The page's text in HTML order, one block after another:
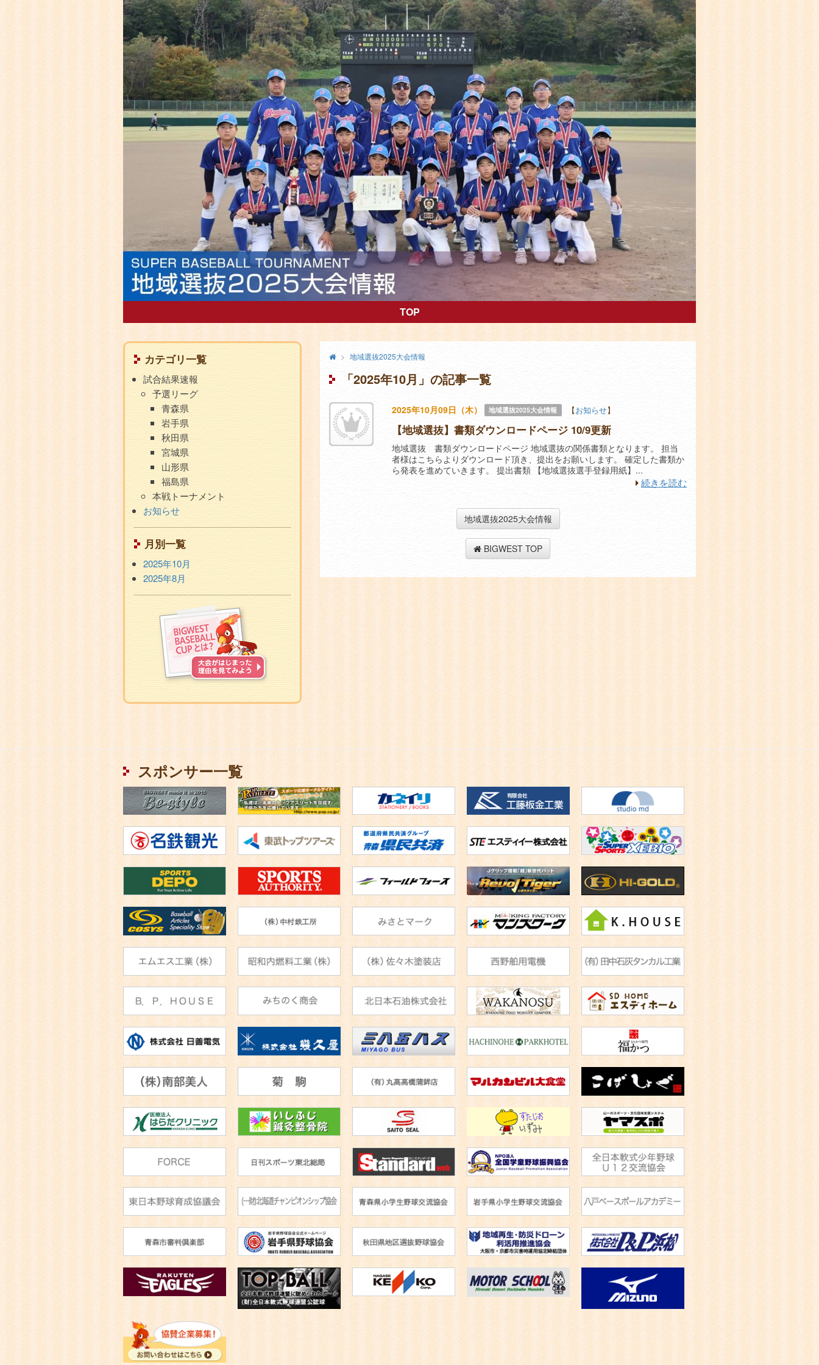
地域選抜2025大会情報
TOP
ン
ン
エ
リ
メ
イ
ン
コ
ン
テ
ン
終
大
会
地域選抜2025大会情報
「2025年10月」の記事一覧
2025年10月09日（木） 地域選抜2025大会情報 【お知らせ】
【地域選抜】書類ダウンロードページ 10/9更新
地域選抜 書類ダウンロードページ 地域選抜の関係書類となります。 担当
者様はこちらよりダウンロード頂き、提出をお願いします。 確定した書類か
ら発表を進めていきます。 提出書類 【地域選抜選手登録用紙】...
続きを読む
地域選抜2025大会情報
BIGWEST TOP
サ
ブ
メ
カテゴリ一覧
試合結果速報
予選リーグ
青森県
岩手県
秋田県
宮城県
山形県
福島県
本戦トーナメント
お知らせ
月別一覧
2025年10月
2025年8月
BIGWEST
BASEBALL
Facebook
ペ
ー
ジ スポンサー一覧